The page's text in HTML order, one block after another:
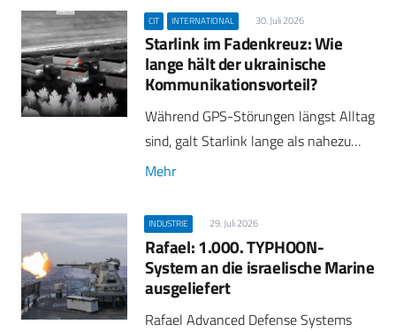
CIT INTERNATIONAL 30. Juli 2026
Starlink im Fadenkreuz: Wie
lange hält der ukrainische
Kommunikationsvorteil?
Während GPS-Störungen längst Alltag
sind, galt Starlink lange als nahezu…
Mehr
INDUSTRIE 29. Juli 2026
Rafael: 1.000. TYPHOON-
System an die israelische Marine
ausgeliefert
Rafael Advanced Defense Systems